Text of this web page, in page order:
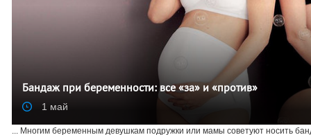
Бандаж при беременности: все «за» и «против»
1 май
... Многим беременным девушкам подружки или мамы советуют носить